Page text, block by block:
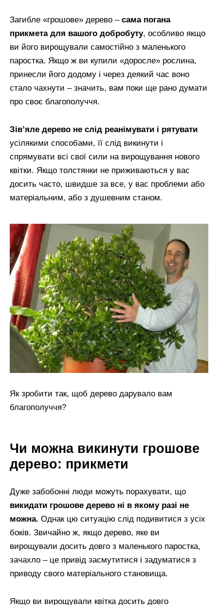
Загибле «грошове» дерево – сама погана
прикмета для вашого добробуту, особливо якщо
ви його вирощували самостійно з маленького
паростка. Якщо ж ви купили «доросле» рослина,
принесли його додому і через деякий час воно
стало чахнути – значить, вам поки ще рано думати
про своє благополуччя.
Зів’яле дерево не слід реанімувати і рятувати
усілякими способами, її слід викинути і
спрямувати всі свої сили на вирощування нового
квітки. Якщо толстянки не приживаються у вас
досить часто, швидше за все, у вас проблеми або
матеріальним, або з душевним станом.
Як зробити так, щоб дерево дарувало вам
благополуччя?
Чи можна викинути грошове
дерево: прикмети
Дуже забобонні люди можуть порахувати, що
викидати грошове дерево ні в якому разі не
можна. Однак цю ситуацію слід подивитися з усіх
боків. Звичайно ж, якщо дерево, яке ви
вирощували досить довго з маленького паростка,
зачахло – це привід засмутитися і задуматися з
приводу свого матеріального становища.
Якщо ви вирощували квітка досить довго